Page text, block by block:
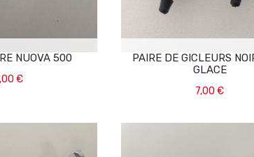
NUOVA 500
€
PAIRE DE GICLEURS
GLACE
7,00 €
Ajouter Au